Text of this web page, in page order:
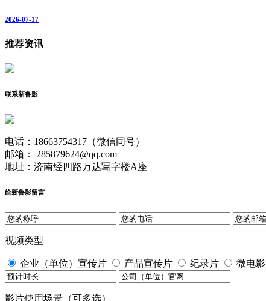
2026-07-17
推荐资讯
联系新鲁影
电话：18663754317（微信同号）
邮箱： 285879624@qq.com
地址：济南经四路万达写字楼A座
给新鲁影留言
视频类型
企业（单位）宣传片 产品宣传片 纪录片 微电影
影片使用场景（可多选）